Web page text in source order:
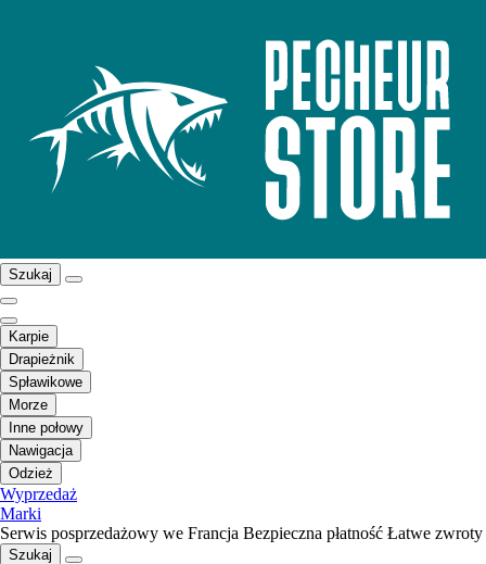
Szukaj
Karpie
Drapieżnik
Spławikowe
Morze
Inne połowy
Nawigacja
Odzież
Wyprzedaż
Marki
Serwis posprzedażowy we Francja Bezpieczna płatność Łatwe zwroty
Szukaj